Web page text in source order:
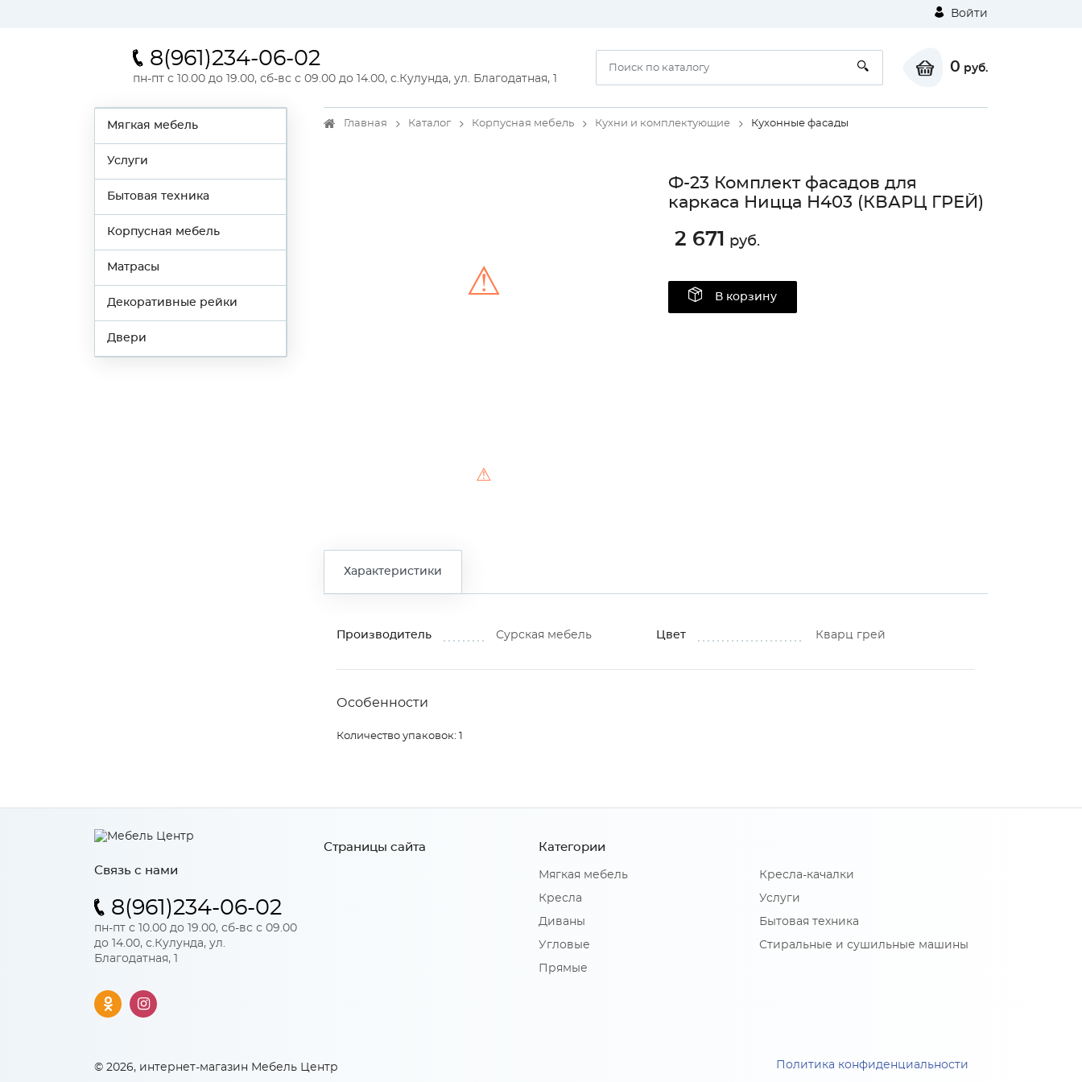
Войти
8(961)234-06-02
пн-пт с 10.00 до 19.00, сб-вс с 09.00 до 14.00, с.Кулунда, ул. Благодатная, 1
0 руб.
Мягкая мебель
Услуги
Бытовая техника
Корпусная мебель
Матрасы
Декоративные рейки
Двери
Главная Каталог Корпусная мебель Кухни и комплектующие Кухонные фасады
⚠
⚠
Ф-23 Комплект фасадов для
каркаса Ницца Н403 (КВАРЦ ГРЕЙ)
2 671 руб.
В корзину
Характеристики
Производитель Сурская мебель Цвет Кварц грей
Особенности
Количество упаковок: 1
Связь с нами
8(961)234-06-02
пн-пт с 10.00 до 19.00, сб-вс с 09.00
до 14.00, с.Кулунда, ул.
Благодатная, 1
Страницы сайта Категории
Мягкая мебель
Кресла
Диваны
Угловые
Прямые
Кресла-качалки
Услуги
Бытовая техника
Стиральные и сушильные машины
© 2026, интернет-магазин Мебель Центр Политика конфиденциальности